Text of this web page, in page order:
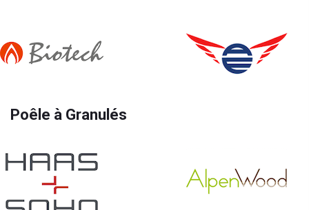
Poêle à Granulés